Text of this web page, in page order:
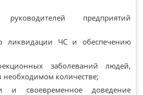
предприятий
ликвидации ЧС и обеспечению
заболеваний людей,
необходимом количестве;
и своевременное доведение